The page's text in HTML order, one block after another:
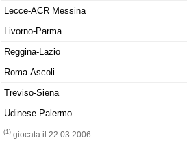
Lecce-ACR Messina
Livorno-Parma
Reggina-Lazio
Roma-Ascoli
Treviso-Siena
Udinese-Palermo
(1) giocata il 22.03.2006